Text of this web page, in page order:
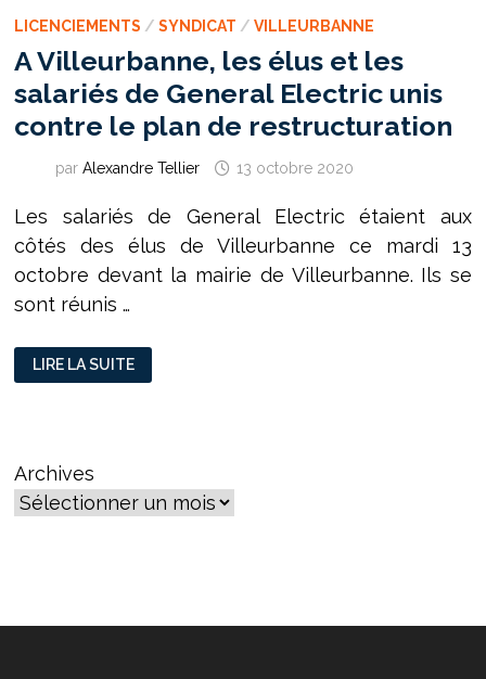
LICENCIEMENTS / SYNDICAT / VILLEURBANNE
A Villeurbanne, les élus et les
salariés de General Electric unis
contre le plan de restructuration
par Alexandre Tellier 13 octobre 2020
Les salariés de General Electric étaient aux
côtés des élus de Villeurbanne ce mardi 13
octobre devant la mairie de Villeurbanne. Ils se
sont réunis …
A
VILLEURBANNE,
LES
DE
GENERAL
ELECTRIC
UNIS
CONTRE
LIRE LA SUITE
Archives